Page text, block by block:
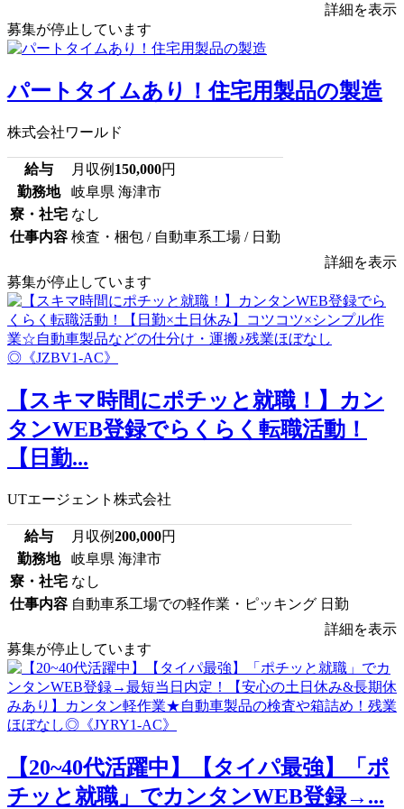
詳細を表示
募集が停止しています
パートタイムあり！住宅用製品の製造
株式会社ワールド
給与 月収例 150,000円
勤務地
岐阜県 海津市
寮・社宅 なし
仕事内容 検査・梱包 / 自動車系工場 / 日勤
詳細を表示
募集が停止しています
【スキマ時間にポチッと就職！】カン
タンWEB登録でらくらく転職活動！
【日勤...
UTエージェント株式会社
給与 月収例200,000円
勤務地
岐阜県 海津市
寮・社宅 なし
仕事内容 自動車系工場での軽作業・ピッキング 日勤
詳細を表示
募集が停止しています
【20~40代活躍中】【タイパ最強】「ポ
チッと就職」でカンタンWEB登録→...